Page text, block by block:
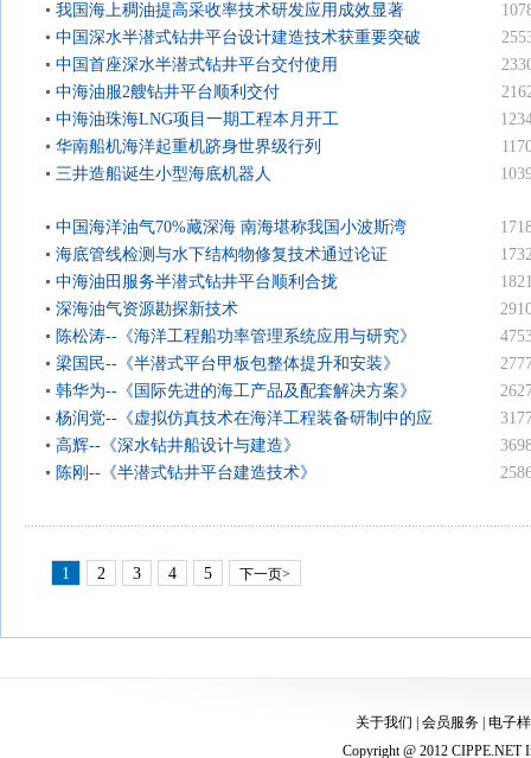
我国海上稠油提高采收率技术研发应用成效显著
中国深水半潜式钻井平台设计建造技术获重要突破
中国首座深水半潜式钻井平台交付使用
中海油服2艘钻井平台顺利交付
中海油珠海LNG项目一期工程本月开工
华南船机海洋起重机跻身世界级行列
三井造船诞生小型海底机器人
中国海洋油气70%藏深海 南海堪称我国小波斯湾
海底管线检测与水下结构物修复技术通过论证
中海油田服务半潜式钻井平台顺利合拢
深海油气资源勘探新技术
陈松涛--《海洋工程船功率管理系统应用与研究》
梁国民--《半潜式平台甲板包整体提升和安装》
韩华为--《国际先进的海工产品及配套解决方案》
杨润党--《虚拟仿真技术在海洋工程装备研制中的应
用》
高辉--《深水钻井船设计与建造》
陈刚--《半潜式钻井平台建造技术》
1 2 3 4 5 下一页>
关于我们 会员服务| 电子
Copyright @ 2012 CIPPE.NET